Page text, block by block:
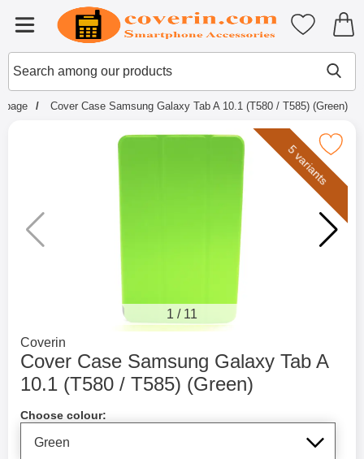
Menu
Startpage for Tibro Billiga
Search
Search among our products
My
Cover Case Samsung Galaxy Tab A 10.1 (T580 / T585) (Green)
Mark cover Case Samsung Galaxy Tab A
5 variants
1 / 11
Go to brand page for
Coverin
Cover Case Samsung Galaxy Tab A
10.1 (T580 / T585) (Green)
Choose colour: